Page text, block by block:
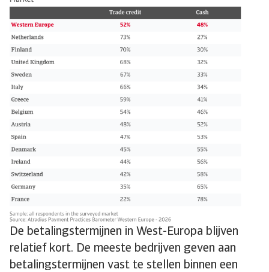
De betalingstermijnen in West-Europa blijven
relatief kort. De meeste bedrijven geven aan
betalingstermijnen vast te stellen binnen een